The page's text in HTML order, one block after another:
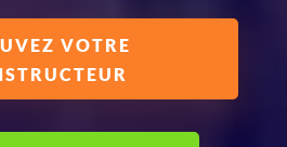
VOTRE